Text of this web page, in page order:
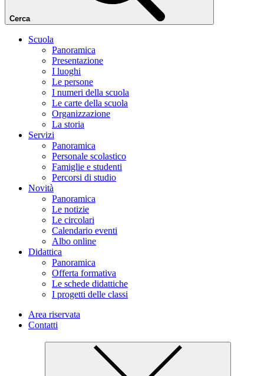
Cerca
Scuola
Panoramica
Presentazione
I luoghi
Le persone
I numeri della scuola
Le carte della scuola
Organizzazione
La storia
Servizi
Panoramica
Personale scolastico
Famiglie e studenti
Percorsi di studio
Novità
Panoramica
Le notizie
Le circolari
Calendario eventi
Albo online
Didattica
Panoramica
Offerta formativa
Le schede didattiche
I progetti delle classi
Area riservata
Contatti